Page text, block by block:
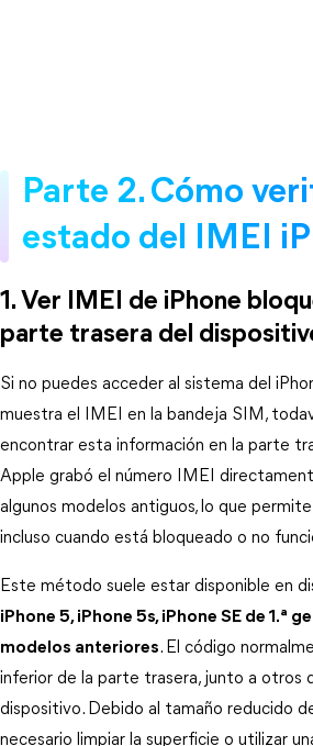
Parte 2. Cómo
estado del IMEI
1. Ver IMEI de iPhone
parte trasera del
Si no puedes acceder al sistema del
muestra el IMEI en la bandeja SIM,
encontrar esta información en la parte
Apple grabó el número IMEI
algunos modelos antiguos, lo que
incluso cuando está bloqueado o no
iPhone 5, iPhone 5s, iPhone SE de 1.ª
modelos anteriores. El código
inferior de la parte trasera, junto a otros
dispositivo. Debido al tamaño reducido
necesario limpiar la superficie o utilizar